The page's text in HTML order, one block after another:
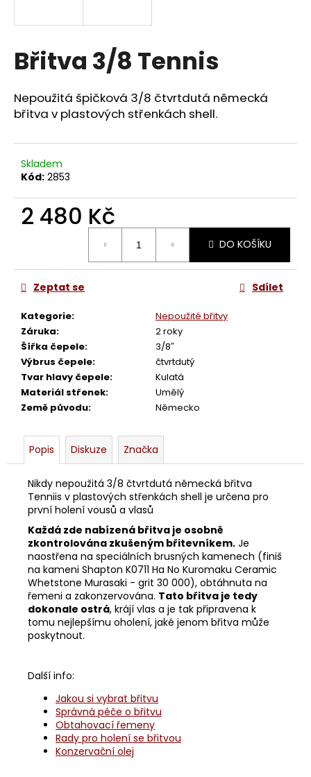
Břitva 3/8 Tennis
Nepoužitá špičková 3/8 čtvrtdutá německá
břitva v plastových střenkách shell.
Skladem
Kód: 2853
2 480 Kč
DO KOŠÍKU
Kategorie:
Nepoužité břitvy
Záruka:
2 roky
Šířka čepele:
3/8″
Výbrus čepele:
čtvrtdutý
Tvar hlavy čepele:
Kulatá
Materiál střenek:
Umělý
Země původu: Německo
Zeptat se Sdílet
Popis Diskuze Značka
Nikdy nepoužitá 3/8 čtvrtdutá německá břitva
Tenniis v plastových střenkách shell je určena pro
první holení vousů a vlasů
Každá zde nabízená břitva je osobně
zkontrolována zkušeným břitevníkem. Je
naostřena na speciálních brusných kamenech (finiš
na kameni Shapton K0711 Ha No Kuromaku Ceramic
Whetstone Murasaki - grit 30 000), obtáhnuta na
řemeni a zakonzervována. Tato břitva je tedy
dokonale ostrá, krájí vlas a je tak připravena k
tomu nejlepšímu oholení, jaké jenom břitva může
poskytnout.
Další info:
Jakou si vybrat břitvu
Správná péče o břitvu
Obtahovací řemeny
Rady pro holení se břitvou
Konzervační olej
í
t
?
D
o
u
č
u
e
m
e
3/8
BRADREI
PICCOLO
880
Kč